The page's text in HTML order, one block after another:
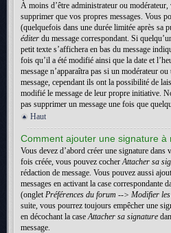
À moins d’être administrateur ou
supprimer que vos propres messages. Vous
(quelquefois dans une durée limitée après sa
éditer du message correspondant. Si
petit texte s’affichera en bas du message
fois qu’il a été modifié ainsi que la date et
message n’apparaîtra pas si un modérateur
message, cependant ils ont la possibilité de
modifié le message de leur propre initiative.
pas supprimer un message une fois que
Haut
Comment ajouter une signature à
Vous devez d’abord créer une signature dans
fois créée, vous pouvez cocherAttacher sa
rédaction de message. Vous pouvez aussi
messages en activant la case correspondante
(ongletPréférences du forum --> Modifier les
suite, vous pourrez toujours empêcher une
en décochant la caseAttacher sa signature
message.